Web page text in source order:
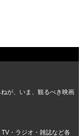
が、いま、観るべき映画
・ラジオ・雑誌など各